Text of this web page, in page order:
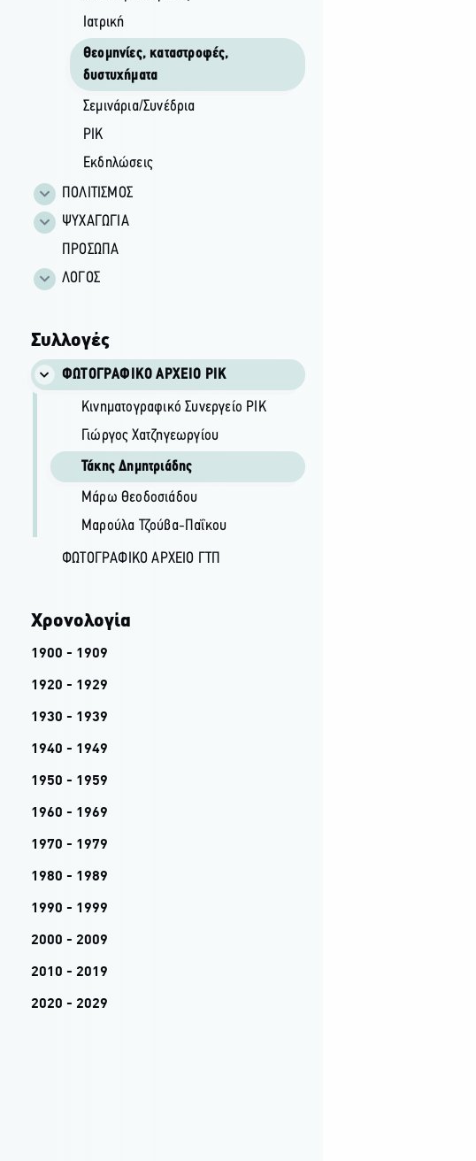
Ιατρική
Θεομηνίες, καταστροφές,
δυστυχήματα
Σεμινάρια/Συνέδρια
ΡΙΚ
Εκδηλώσεις
ΠΟΛΙΤΙΣΜΟΣ
ΨΥΧΑΓΩΓΙΑ
ΠΡΟΣΩΠΑ
ΛΟΓΟΣ
Συλλογές
ΦΩΤΟΓΡΑΦΙΚΌ ΑΡΧΕΊΟ ΡΙΚ
Κινηματογραφικό Συνεργείο ΡΙΚ
Γιώργος Χατζηγεωργίου
Τάκης Δημητριάδης
Μάρω Θεοδοσιάδου
Μαρούλα Τζούβα-Παΐκου
ΦΩΤΟΓΡΑΦΙΚΌ ΑΡΧΕΊΟ ΓΤΠ
Χρονολογία
1900 - 1909
1920 - 1929
1930 - 1939
1940 - 1949
1950 - 1959
1960 - 1969
1970 - 1979
1980 - 1989
1990 - 1999
2000 - 2009
2010 - 2019
2020 - 2029